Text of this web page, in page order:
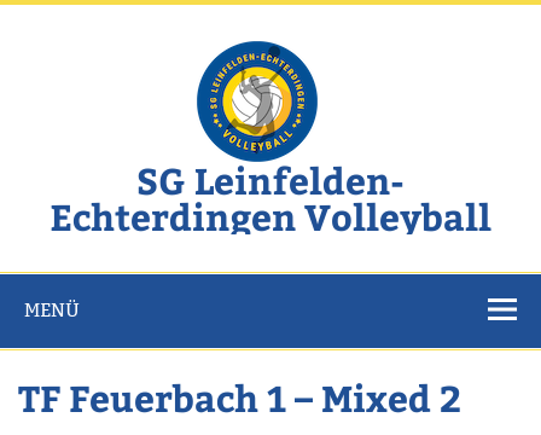
Zum
SG Leinfelden-
Echterdingen Volleyball
MENÜ
TF Feuerbach 1 – Mixed 2